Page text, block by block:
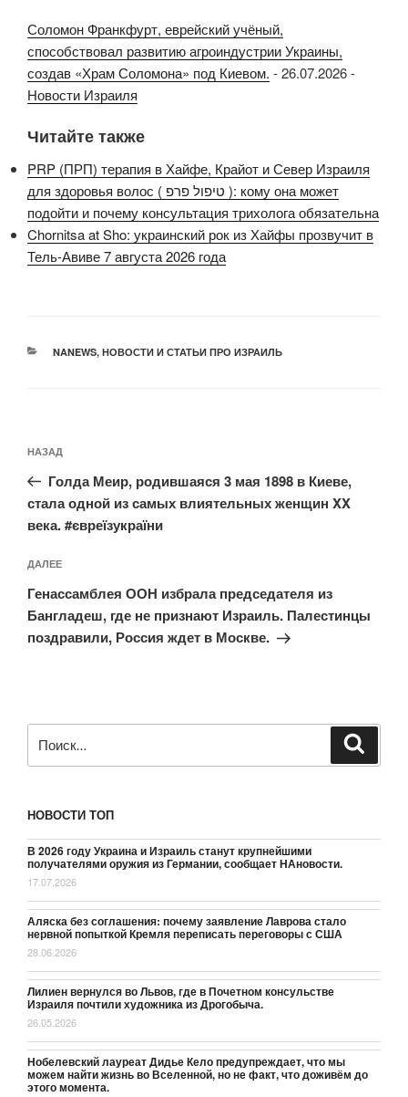
Соломон Франкфурт, еврейский учёный,
способствовал развитию агроиндустрии Украины,
создав «Храм Соломона» под Киевом. -26.07.2026-
Новости Израиля
Читайте также
PRP (ПРП) терапия в Хайфе, Крайот и Север Израиля
для здоровья волос ( טיפול פרפ ): кому она может
подойти и почему консультация трихолога обязательна
Chornitsa at Sho: украинский рок из Хайфы прозвучит в
Тель-Авиве 7 августа 2026 года
РУБРИКИ
NANEWS, НОВОСТИ И СТАТЬИ ПРО ИЗРАИЛЬ
по
записям
Предыдущая
запись:
НАЗАД
Голда Меир, родившаяся 3 мая 1898 в Киеве,
стала одной из самых влиятельных женщин XX
века. #євреїзукраїни
Следующая
запись
ДАЛЕЕ
Генассамблея ООН избрала председателя из
Бангладеш, где не признают Израиль. Палестинцы
поздравили, Россия ждет в Москве.
НОВОСТИ ТОП
В 2026 году Украина и Израиль станут крупнейшими
получателями оружия из Германии, сообщает НАновости.
17.07.2026
Аляска без соглашения: почему заявление Лаврова стало
нервной попыткой Кремля переписать переговоры с США
28.06.2026
Лилиен вернулся во Львов, где в Почетном консульстве
Израиля почтили художника из Дрогобыча.
26.05.2026
Нобелевский лауреат Дидье Кело предупреждает, что мы
можем найти жизнь во Вселенной, но не факт, что доживём до
этого момента.